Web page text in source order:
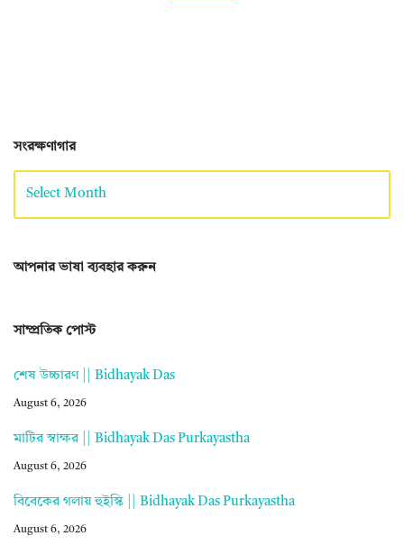
সংরক্ষণাগার
আপনার ভাষা ব্যবহার করুন
সাম্প্রতিক পোস্ট
শেষ উচ্চারণ || Bidhayak Das
August 6, 2026
মাটির স্বাক্ষর || Bidhayak Das Purkayastha
August 6, 2026
বিবেকের গলায় হুইস্কি || Bidhayak Das Purkayastha
August 6, 2026